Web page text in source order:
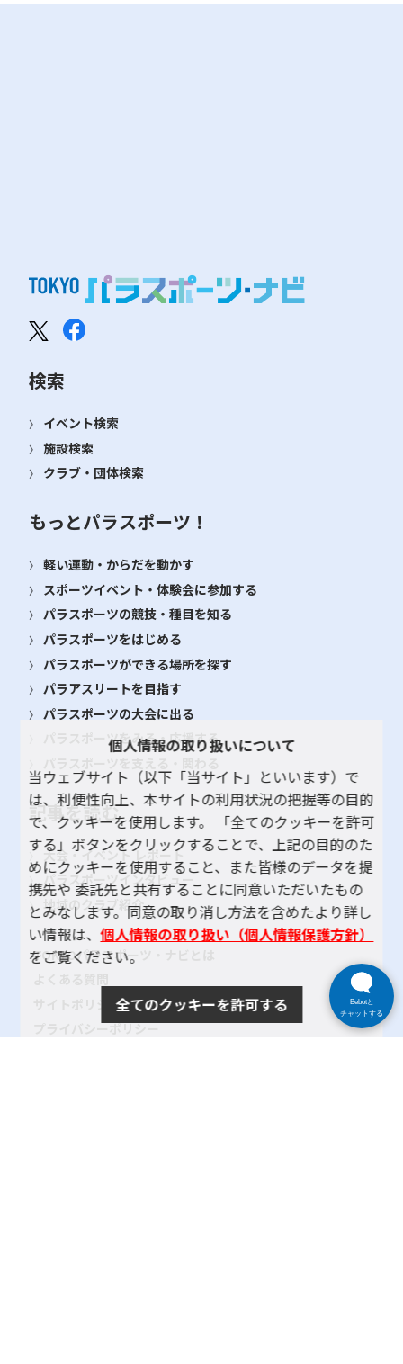
検索
イベント検索
施設検索
クラブ・団体検索
もっとパラスポーツ！
軽い運動・からだを動かす
スポーツイベント・体験会に参加する
パラスポーツの競技・種目を知る
パラスポーツをはじめる
パラスポーツができる場所を探す
パラアスリートを目指す
パラスポーツの大会に出る
パラスポーツをみる・応援する
記事を読む
大会・イベント レポート
パラスポーツインタビュー
地域のクラブ紹介
TOKYOパラスポーツ・ナビとは
サイトポリシー
プライバシーポリシー
個人情報の取り扱いについて
当ウェブサイト（以下「当サイト」といいます）で
は、利便性向上、本サイトの利用状況の把握等の目的
で、クッキーを使用します。 「全てのクッキーを許可
する」ボタンをクリックすることで、上記の目的のた
めにクッキーを使用すること、また皆様のデータを提
携先や 委託先と共有することに同意いただいたもの
とみなします。同意の取り消し方法を含めたより詳し
い情報は、個人情報の取り扱い（個人情報保護方針）
をご覧ください。
全てのクッキーを許可する
Bebotと
チャットする